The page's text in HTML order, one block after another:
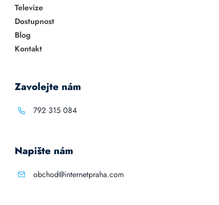
Televize
Dostupnost
Blog
Kontakt
Zavolejte nám
792 315 084
Napište nám
obchod@internetpraha.com